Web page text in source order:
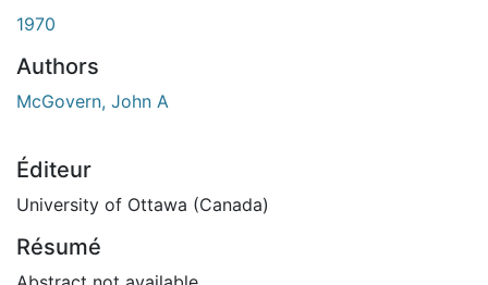
1970
Authors
McGovern, John A
Éditeur
University of Ottawa (Canada)
Résumé